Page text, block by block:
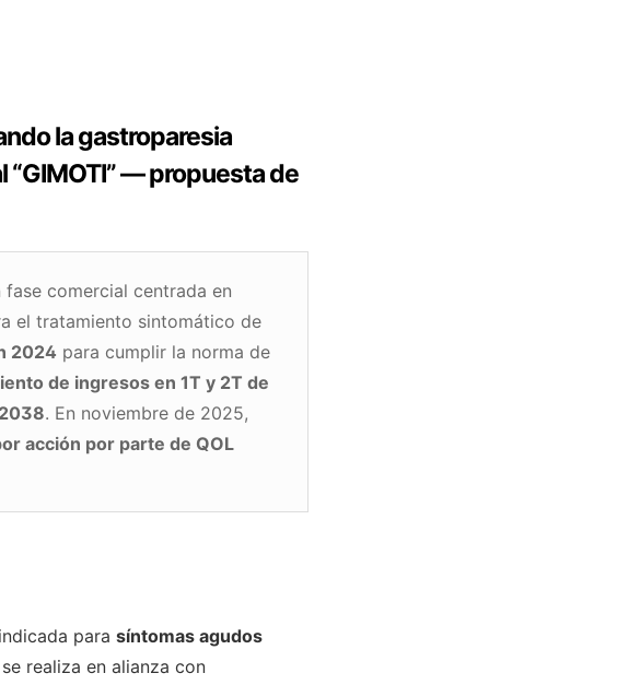
la gastroparesia
— propuesta de
comercial centrada en
el tratamiento sintomático de
2024 para cumplir la norma de
de ingresos en 1T y 2T de
. En noviembre de 2025,
acción por parte de QOL
indicada para síntomas agudos
realiza en alianza con